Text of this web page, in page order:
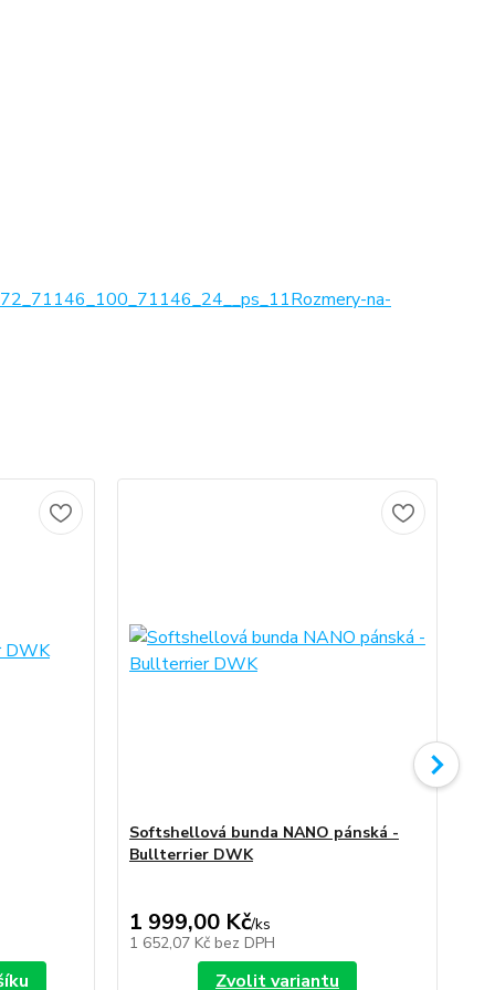
na-
Softshellová bunda NANO pánská -
Bullterrier DWK
1 999,00 Kč/ks
1 652,07 Kč bez DPH
Zvolit variantu